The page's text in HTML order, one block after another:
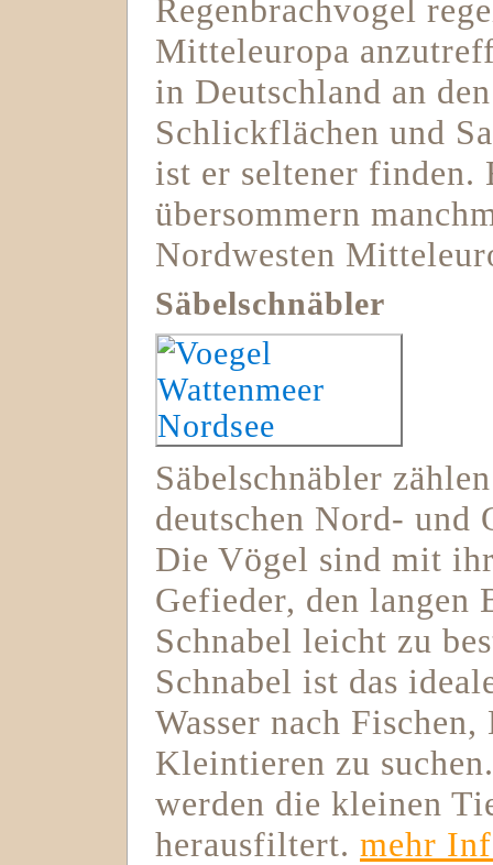
Regenbrachvogel
Mitteleuropa
in Deutschland an
Schlickflächen und
ist er seltener finden.
übersommern
Nordwesten
Säbelschnäbler
Säbelschnäbler
deutschen Nord- und
Die Vögel sind mit
Gefieder, den langen
Schnabel leicht zu
Schnabel ist das
Wasser nach
Kleintieren zu
werden die kleinen
herausfiltert. mehr